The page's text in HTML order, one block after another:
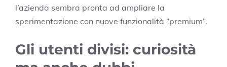
l’azienda sembra pronta ad ampliare la
sperimentazione con nuove funzionalità “premium”.
Gli utenti divisi: curiosità